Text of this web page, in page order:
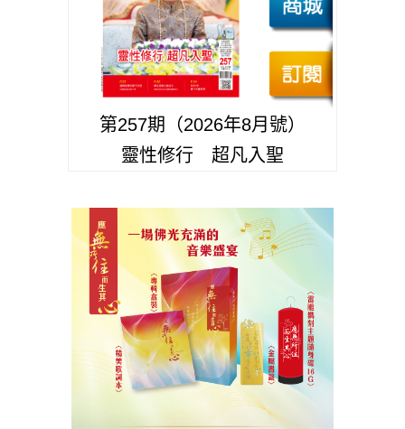
第257期（2026年8月號）
靈性修行 超凡入聖